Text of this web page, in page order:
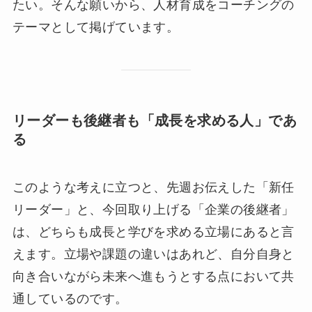
たい。そんな願いから、人材育成をコーチングの
テーマとして掲げています。
リーダーも後継者も「成長を求める人」であ
る
このような考えに立つと、先週お伝えした「新任
リーダー」と、今回取り上げる「企業の後継者」
は、どちらも成長と学びを求める立場にあると言
えます。立場や課題の違いはあれど、自分自身と
向き合いながら未来へ進もうとする点において共
通しているのです。